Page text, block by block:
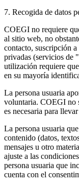
7. Recogida de datos
COEGI no requiere
al sitio web, no
contacto, suscripción
privadas (servicios de
utilización requiere
en su mayoría
La persona usuaria
voluntaria. COEGI no
es necesaria para
La persona usuaria
contenido (datos,
mensajes u otro
ajuste a las
persona usuaria que
cuenta con el